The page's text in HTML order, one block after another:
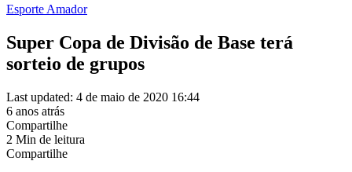
Esporte Amador
Super Copa de Divisão de Base terá
sorteio de grupos
Last updated: 4 de maio de 2020 16:44
6 anos atrás
Compartilhe
2 Min de leitura
Compartilhe